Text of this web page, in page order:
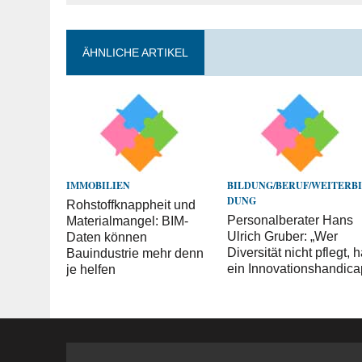
ÄHNLICHE ARTIKEL
IMMOBILIEN
Rohstoffknappheit und
Materialmangel: BIM-
Daten können
Bauindustrie mehr denn
je helfen
BILDUNG/BERUF/
DUNG
Personalberater Hans
Ulrich Gruber: „Wer
Diversität nicht pflegt,
ein